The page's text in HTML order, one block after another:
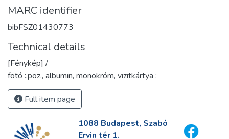
MARC identifier
bibFSZ01430773
Technical details
[Fénykép] /
fotó :,poz., albumin, monokróm, vizitkártya ;
Full item page
1088 Budapest, Szabó
Ervin tér 1.